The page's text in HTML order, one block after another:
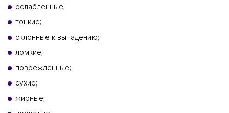
ослабленные;
тонкие;
склонные к выпадению;
ломкие;
поврежденные;
сухие;
жирные;